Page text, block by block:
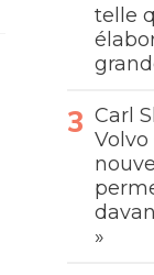
telle
Carl
Volvo
»